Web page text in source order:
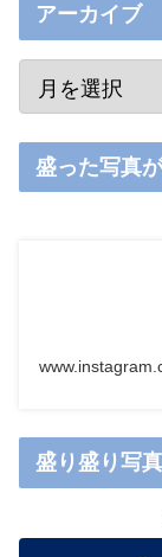
アーカイブ
盛った写真
盛り盛り写